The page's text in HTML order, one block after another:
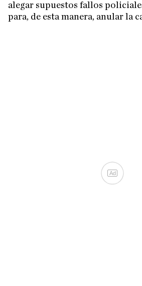
alegar supuestos fallos
para, de esta manera, anular la
Ad